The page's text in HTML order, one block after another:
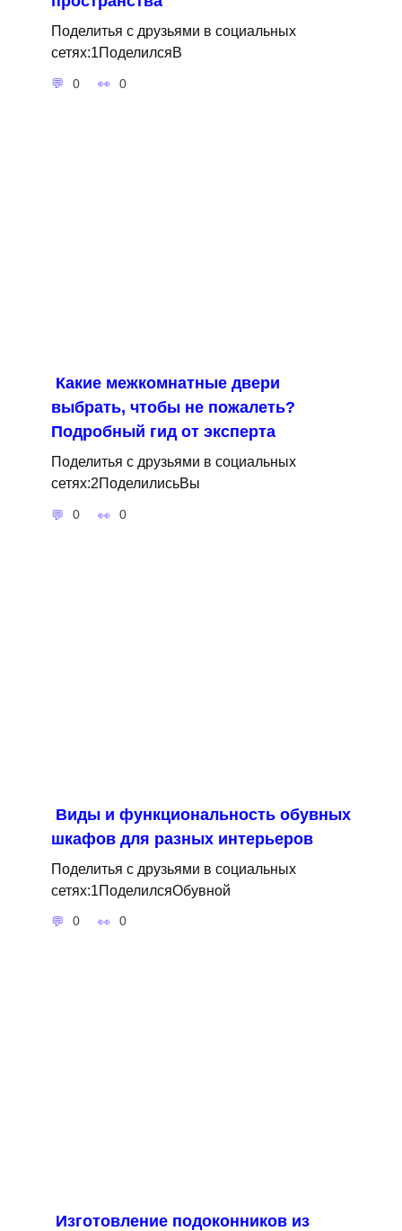
Поделитья с друзьями в социальных
сетях:1ПоделилсяВ
0 0
Какие межкомнатные двери
выбрать, чтобы не пожалеть?
Подробный гид от эксперта
Поделитья с друзьями в социальных
сетях:2ПоделилисьВы
0 0
Виды и функциональность обувных
шкафов для разных интерьеров
Поделитья с друзьями в социальных
сетях:1ПоделилсяОбувной
0 0
Изготовление подоконников из